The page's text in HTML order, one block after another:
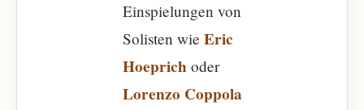
Einspielungen von
Solisten wie Eric
Hoeprich oder
Lorenzo Coppola